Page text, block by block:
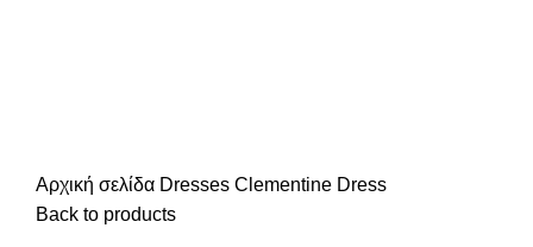
Αρχική σελίδα Dresses Clementine Dress
Back to products